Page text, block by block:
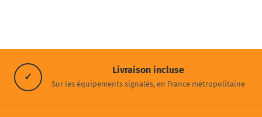
✓
Livraison incluse
Sur les équipements signalés, en France métropolitaine